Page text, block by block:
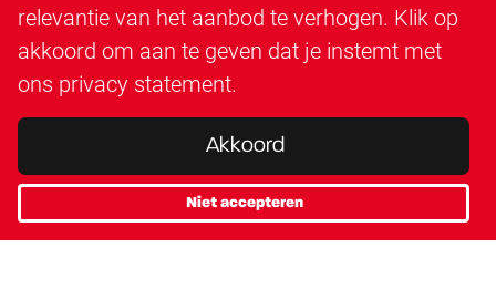
Utrecht
Veenendaal
Zutphen
relevantie van het aanbod te verhogen. Klik op
akkoord om aan te geven dat je instemt met
ons privacy statement.
Akkoord
Niet accepteren